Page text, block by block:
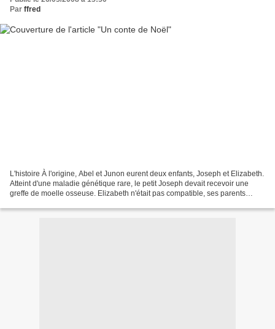
Par ffred
L'histoire À l'origine, Abel et Junon eurent deux enfants, Joseph et Elizabeth.
Atteint d'une maladie génétique rare, le petit Joseph devait recevoir une
greffe de moelle osseuse. Elizabeth n'était pas compatible, ses parents